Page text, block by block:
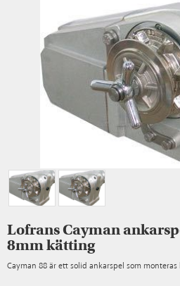
Lofrans Cayman
8mm kätting
Cayman 88 är ett solid ankarspel som